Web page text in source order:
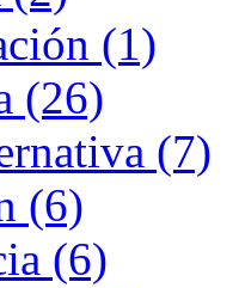
(1)
(26)
(7)
(6)
(6)